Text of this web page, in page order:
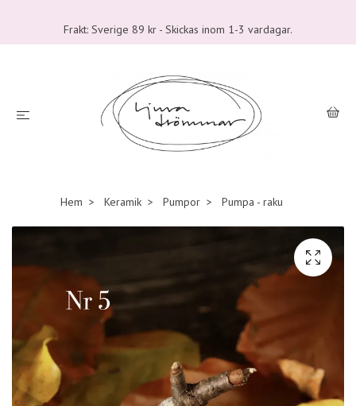
Frakt: Sverige 89 kr - Skickas inom 1-3 vardagar.
Hem Keramik Pumpor Pumpa - raku